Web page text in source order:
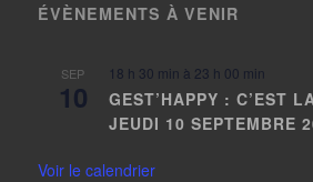
ÉVÈNEMENTS À VENIR
SEP
10
18 h 30 min à 23 h 00 min
GEST’HAPPY : C’EST
JEUDI 10 SEPTEMBRE
Voir le calendrier